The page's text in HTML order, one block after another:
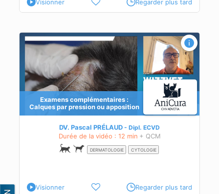
Visionner Regarder plus tard
Examens complémentaires :
Calques par pression ou apposition
DV. Pascal PRÉLAUD Dipl. ECVD
Durée de la vidéo : 12 min + QCM
DERMATOLOGIE CYTOLOGIE
Visionner Regarder plus tard